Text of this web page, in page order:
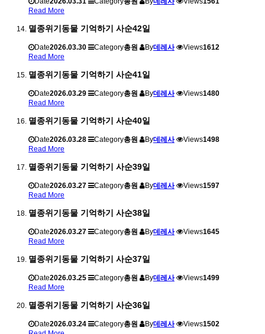
Read More
멸종위기동물 기억하기 사순42일
Date2026.03.30 Category총원 By데레사 Views1612
Read More
멸종위기동물 기억하기 사순41일
Date2026.03.29 Category총원 By데레사 Views1480
Read More
멸종위기동물 기억하기 사순40일
Date2026.03.28 Category총원 By데레사 Views1498
Read More
멸종위기동물 기억하기 사순39일
Date2026.03.27 Category총원 By데레사 Views1597
Read More
멸종위기동물 기억하기 사순38일
Date2026.03.27 Category총원 By데레사 Views1645
Read More
멸종위기동물 기억하기 사순37일
Date2026.03.25 Category총원 By데레사 Views1499
Read More
멸종위기동물 기억하기 사순36일
Date2026.03.24 Category총원 By데레사 Views1502